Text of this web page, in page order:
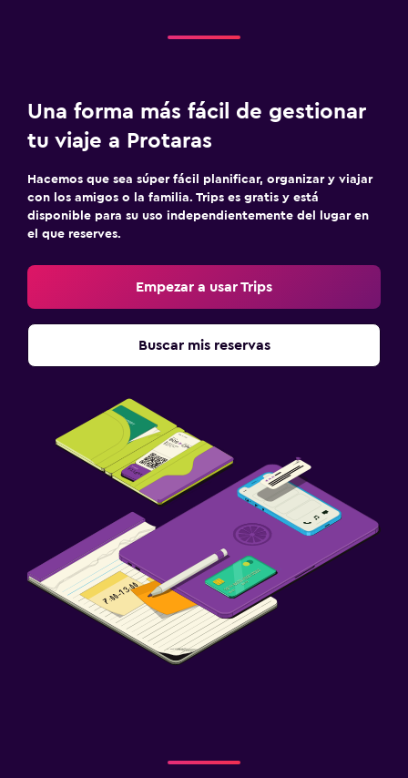
Sistema de entretenimiento
TV por cable o vía satélite
Servicio de streaming
Salud y seguridad
Limpieza diaria
Cámaras CCTV en zonas comunes
Seguridad las 24 horas
Botiquín de primeros auxilios
Piscina y spa
Piscina al aire libre
Tobogán acuático
Aire libre
Una forma más fácil de gestionar
tu viaje a Protaras
Hacemos que sea súper fácil planificar, organizar y viajar
con los amigos o la familia. Trips es gratis y está
disponible para su uso independientemente del lugar en
el que reserves.
Empezar a usar Trips
Buscar mis reservas